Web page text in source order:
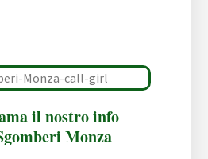
il nostro info
Monza